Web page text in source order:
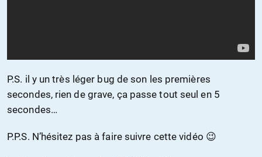
P.S. il y un très léger bug de son les premières
secondes, rien de grave, ça passe tout seul en 5
secondes…
P.P.S. N’hésitez pas à faire suivre cette vidéo 😉